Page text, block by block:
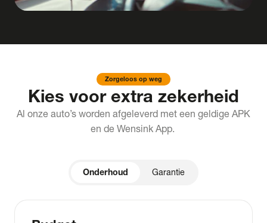
Zorgeloos op weg
Kies voor extra zekerheid
Al onze auto’s worden afgeleverd met een geldige APK
en de Wensink App.
Onderhoud Garantie